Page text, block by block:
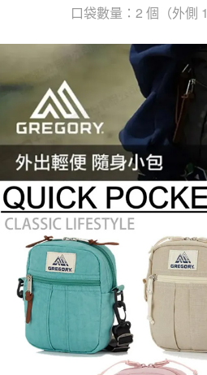
口袋數量：2 個（外側